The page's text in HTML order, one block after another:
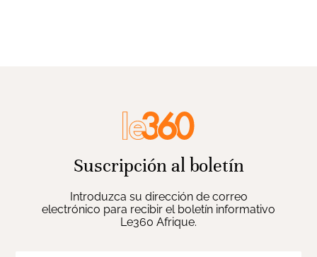
Suscripción al boletín
Introduzca su dirección de correo
electrónico para recibir el boletín informativo
Le360 Afrique.